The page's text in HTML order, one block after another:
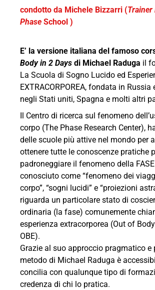
condotto da Michele Bizzarri​ (Trainer
Phase School )
E’ la versione italiana del famoso
Body in 2 Days di Michael Raduga il
La Scuola di Sogno Lucido ed
EXTRACORPOREA, fondata in Russia
negli Stati uniti, Spagna e molti altri
Il Centro di ricerca sul fenomeno
corpo (The Phase Research Center),
delle scuole più attive nel mondo per
ottenere tutte le conoscenze pratiche
padroneggiare il fenomeno della
conosciuto come “fenomeno dei
corpo”, “sogni lucidi” e “proiezioni
riguarda un particolare stato di
ordinaria (la fase) comunemente
esperienza extracorporea (Out of
OBE).
Grazie al suo approccio pragmatico e
metodo di Michael Raduga è
concilia con qualunque tipo di
credenza di chi lo pratica.